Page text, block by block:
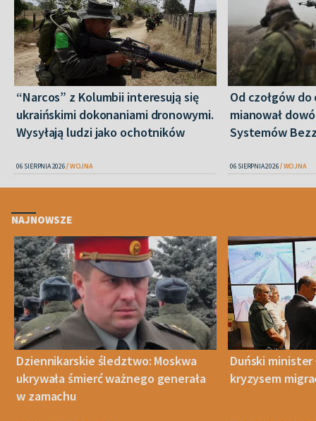
“Narcos” z Kolumbii interesują się
ukraińskimi dokonaniami dronowymi.
Wysyłają ludzi jako ochotników
06 SIERPNIA 2026 WOJNA
Od czołgów
mianował
Systemów
06 SIERPNIA 2026 WOJNA
NAJNOWSZE
Dziennikarskie śledztwo: Moskwa
ukrywała śmierć ważnego generała
w zamachu
Duński minister
kryzysem